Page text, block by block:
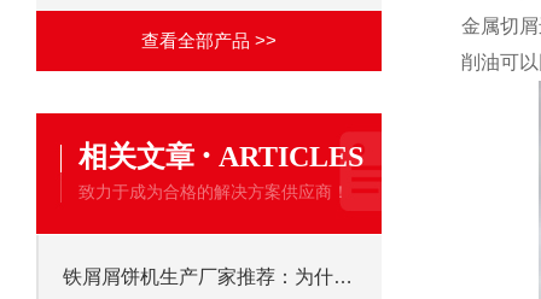
查看全部产品 >>
相关文章 · ARTICLES
致力于成为合格的解决方案供应商！
铁屑屑饼机生产厂家推荐：为什么恩派特是您的优选伙伴
金属切
削油可